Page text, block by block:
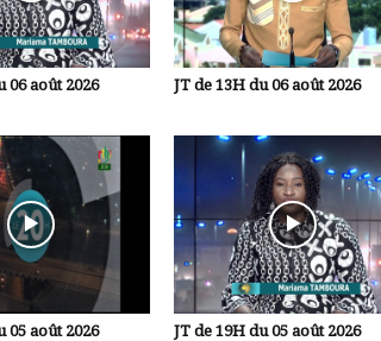
06 août 2026 JT de 13H du 06 août 2026
05 août 2026 JT de 19H du 05 août 2026